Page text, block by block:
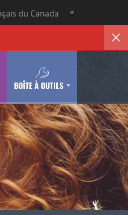
du Canada
BOÎTE À OUTILS